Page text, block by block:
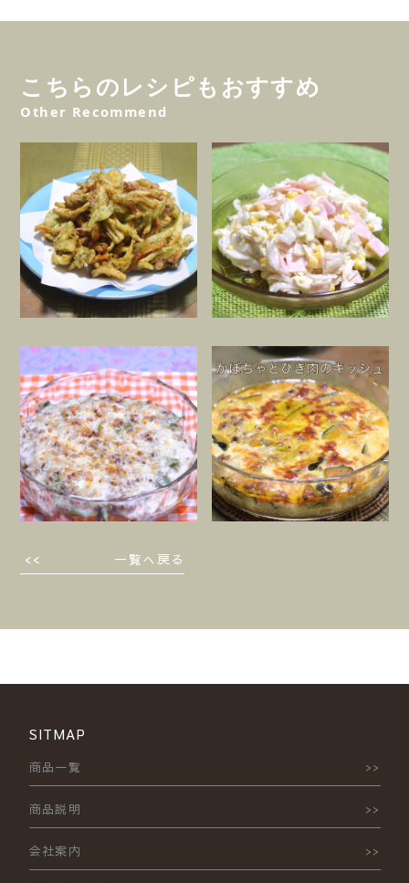
こちらのレシピもおすすめ
Other Recommend
一覧へ戻る
SITMAP
商品一覧
商品説明
会社案内